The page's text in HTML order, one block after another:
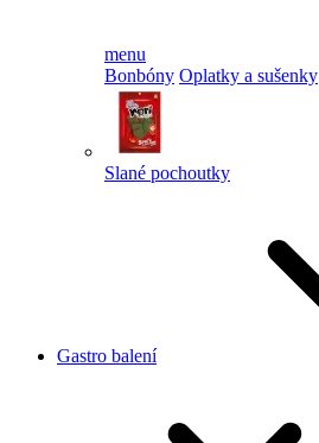
menu
Bonbóny Oplatky a sušenky
Slané pochoutky
Gastro balení